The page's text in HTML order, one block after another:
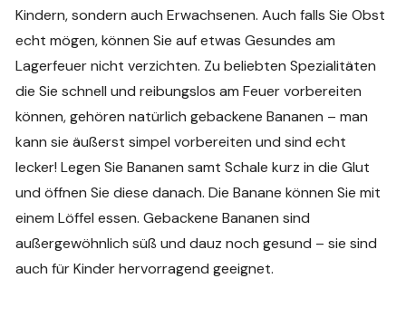
Kindern, sondern auch Erwachsenen. Auch falls Sie Obst
echt mögen, können Sie auf etwas Gesundes am
Lagerfeuer nicht verzichten. Zu beliebten Spezialitäten
die Sie schnell und reibungslos am Feuer vorbereiten
können, gehören natürlich gebackene Bananen – man
kann sie äußerst simpel vorbereiten und sind echt
lecker! Legen Sie Bananen samt Schale kurz in die Glut
und öffnen Sie diese danach. Die Banane können Sie mit
einem Löffel essen. Gebackene Bananen sind
außergewöhnlich süß und dauz noch gesund – sie sind
auch für Kinder hervorragend geeignet.